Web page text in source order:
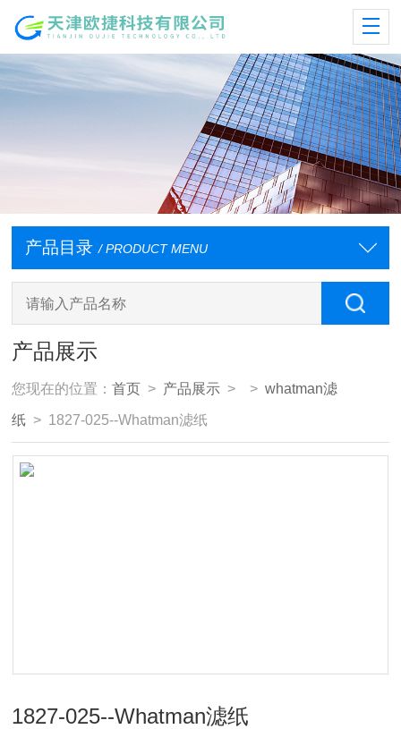
产品目录 / PRODUCT MENU
产品展示
您现在的位置：首页 > 产品展示 > >whatman滤
纸 > 1827-025--Whatman滤纸
1827-025--Whatman滤纸